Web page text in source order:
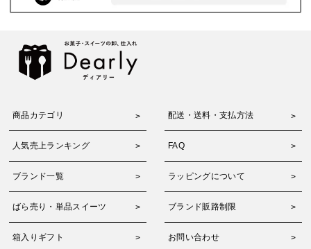
商品カテゴリ 配送・送料・支払方法
人気売上ランキング FAQ
ブランド一覧 ラッピングについて
ばら売り・単品スイーツ ブランド販路制限
箱入りギフト お問い合わせ